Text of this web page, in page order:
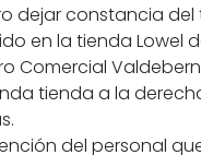
dejar constancia del
en la tienda Lowel
Comercial
tienda a la
del personal